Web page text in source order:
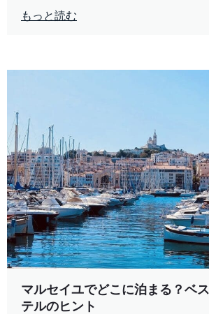
もっと読む
マルセイユでどこに泊まる？ベ
テルのヒント